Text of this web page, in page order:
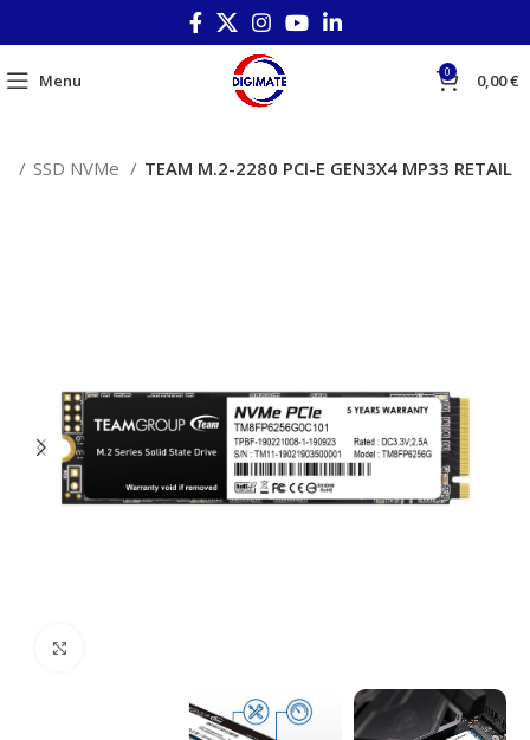
Menu 0 0,00€
SSD NVMe TEAM M.2-2280 PCI-E GEN3X4 MP33 RETAIL